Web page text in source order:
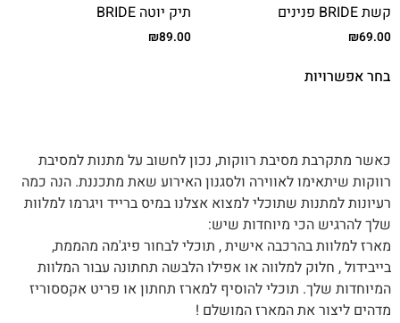
קשת BRIDE פנינים
₪69.00
בחר אפשרויות
תיק יוטה BRIDE
₪89.00
כאשר מתקרבת מסיבת רווקות, נכון לחשוב על מתנות למסיבת
רווקות שיתאימו לאווירה ולסגנון האירוע שאת מתכננת. הנה כמה
רעיונות למתנות שתוכלי למצוא אצלנו במיס ברייד ויגרמו למלוות
שלך להרגיש הכי מיוחדות שיש:
מארז למלוות בהרכבה אישית , תוכלי לבחור פיג'מה מהממת,
בייבידול , חלוק למלווה או אפילו הלבשה תחתונה עבור המלוות
המיוחדות שלך. תוכלי להוסיף למארז תחתון או פריט אקססוריז
מדהים ליצור את המארז המושלם !